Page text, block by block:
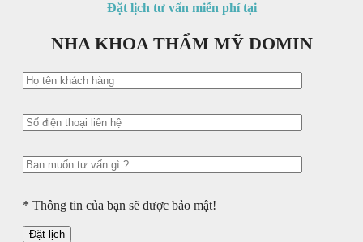
Đặt lịch tư vấn miễn phí tại
NHA KHOA THẨM MỸ DOMIN
* Thông tin của bạn sẽ được bảo mật!